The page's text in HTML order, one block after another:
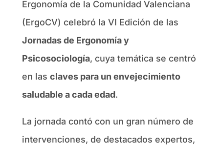
Ergonomía de la Comunidad Valenciana
(ErgoCV) celebró la VI Edición de las
Jornadas de Ergonomía y
Psicosociología, cuya temática se centró
en las claves para un envejecimiento
saludable a cada edad.
La jornada contó con un gran número de
intervenciones, de destacados expertos,